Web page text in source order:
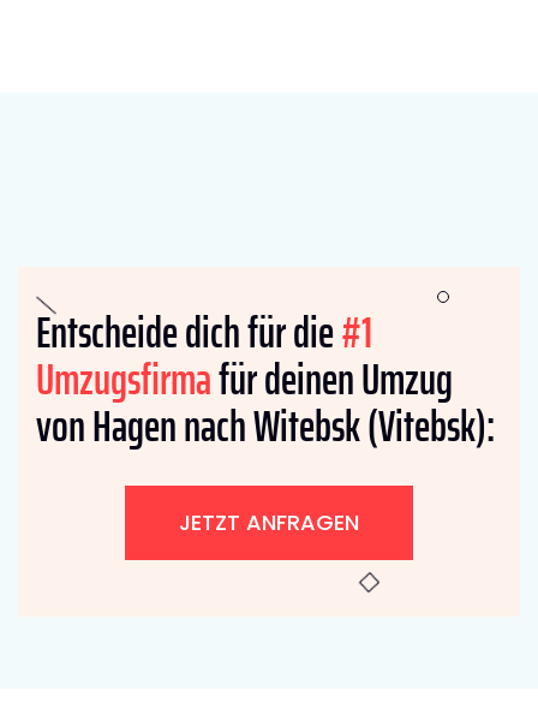
Entscheide dich für die#1
Umzugsfirmafür deinen Umzug
von Hagen nach Witebsk (Vitebsk):
JETZT ANFRAGEN